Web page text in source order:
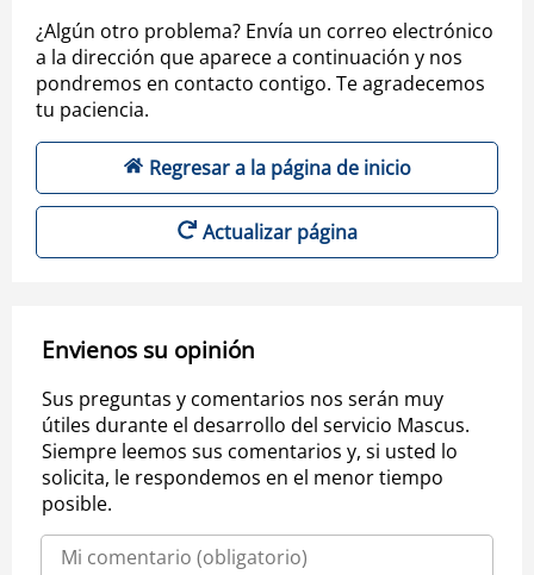
¿Algún otro problema? Envía un correo electrónico
a la dirección que aparece a continuación y nos
pondremos en contacto contigo. Te agradecemos
tu paciencia.
Regresar a la página de inicio
Actualizar página
Envienos su opinión
Sus preguntas y comentarios nos serán muy
útiles durante el desarrollo del servicio Mascus.
Siempre leemos sus comentarios y, si usted lo
solicita, le respondemos en el menor tiempo
posible.